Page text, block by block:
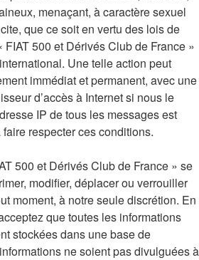
menaçant, à caractère sexuel
que ce soit en vertu des lois de
500 et Dérivés Club de France »
Une telle action peut
immédiat et permanent, avec une
d’accès à Internet si nous le
IP de tous les messages est
respecter ces conditions.
500 et Dérivés Club de France » se
modifier, déplacer ou verrouiller
moment, à notre seule discrétion. En
que toutes les informations
stockées dans une base de
ne soient pas divulguées à